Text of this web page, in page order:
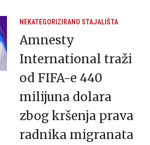
NEKATEGORIZIRANO STAJALIŠTA
Amnesty
International traži
od FIFA-e 440
milijuna dolara
zbog kršenja prava
radnika migranata